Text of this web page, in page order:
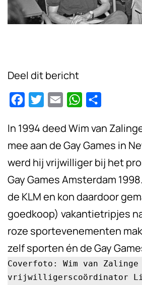
Deel dit bericht
FacebookTwitterEmail WhatsApp
In 1994 deed Wim van
mee aan de Gay Games in
werd hij vrijwilliger bij het
Gay Games Amsterdam
de KLM en kon daardoor
goedkoop) vakantietripjes
roze sportevenementen
zelf sporten én de Gay
Coverfoto: Wim van
vrijwilligerscoördinator